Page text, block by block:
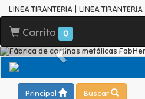
LINEA TIRANTERIA | LINEA TIRANTERIA
Carrito 0
Principal Buscar